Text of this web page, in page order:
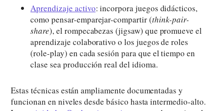
Aprendizaje activo: incorpora juegos didácticos,
como pensar-emparejar-compartir (think-pair-
share), el rompecabezas (jigsaw) que promueve el
aprendizaje colaborativo o los juegos de roles
(role-play) en cada sesión para que el tiempo en
clase sea producción real del idioma.
Estas técnicas están ampliamente documentadas y
funcionan en niveles desde básico hasta intermedio-alto.